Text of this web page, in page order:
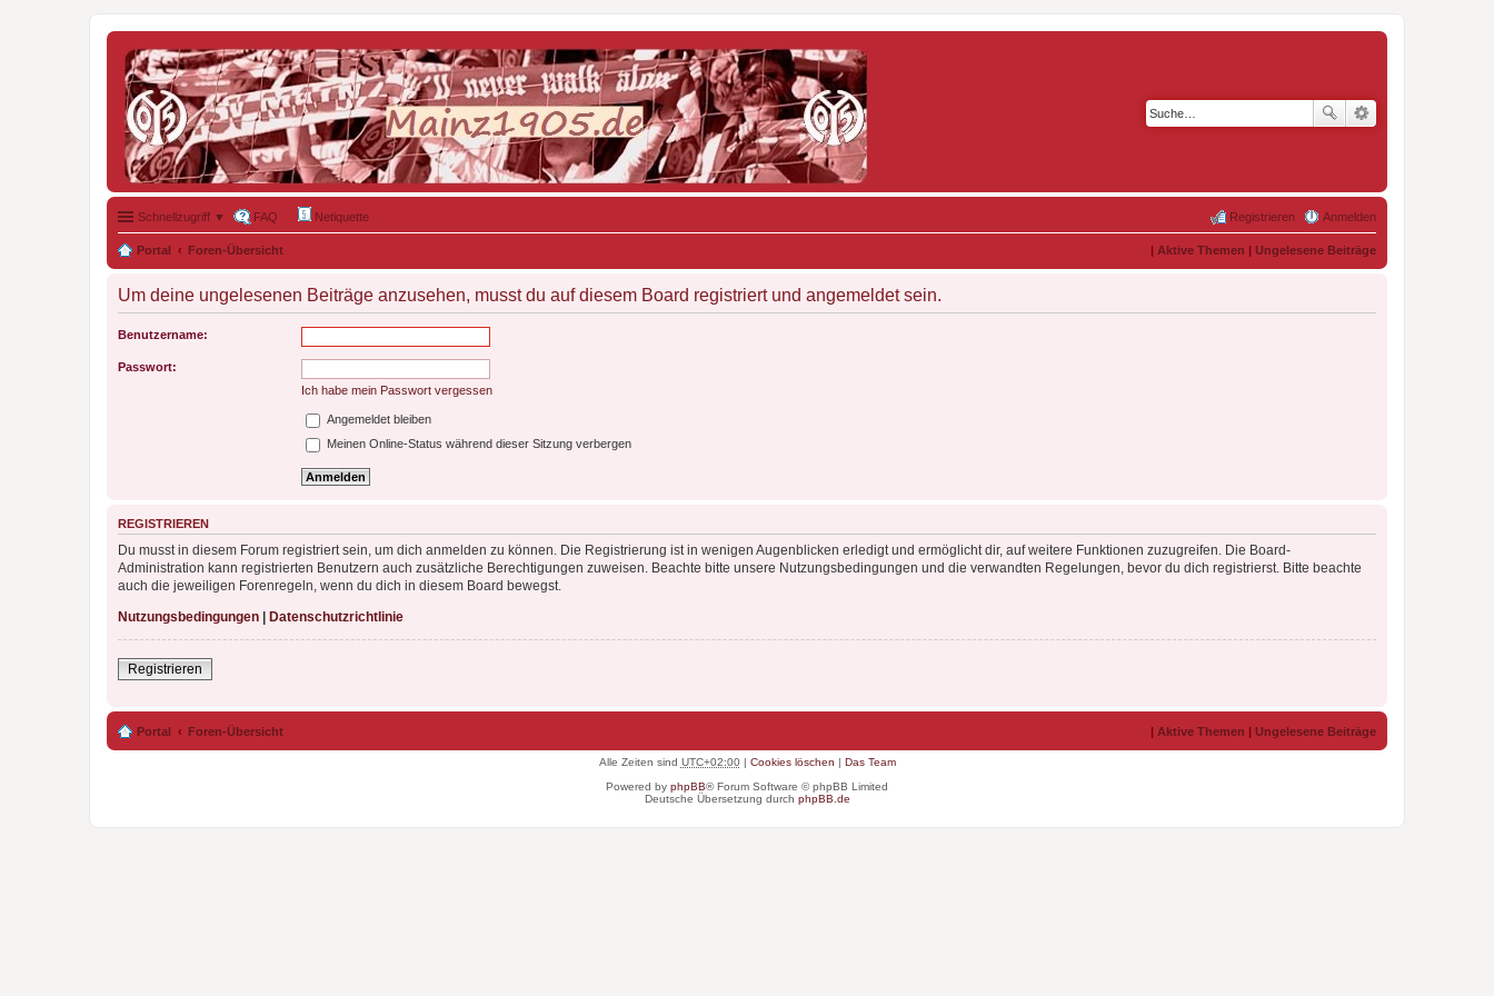
Schnellzugriff ▼ FAQ Netiquette Anmelden
Registrieren
Portal Foren-Übersicht | Aktive Themen | Ungelesene Beiträge
Um deine ungelesenen Beiträge anzusehen, musst du auf diesem Board registriert und angemeldet sein.
Benutzername:
Passwort:
Ich habe mein Passwort vergessen
Angemeldet bleiben
Meinen Online-Status während dieser Sitzung verbergen
REGISTRIEREN
Du musst in diesem Forum registriert sein, um dich anmelden zu können. Die Registrierung ist in wenigen Augenblicken erledigt und ermöglicht dir, auf weitere Funktionen zuzugreifen. Die Board-
Administration kann registrierten Benutzern auch zusätzliche Berechtigungen zuweisen. Beachte bitte unsere Nutzungsbedingungen und die verwandten Regelungen, bevor du dich registrierst. Bitte beachte
auch die jeweiligen Forenregeln, wenn du dich in diesem Board bewegst.
Nutzungsbedingungen | Datenschutzrichtlinie
Registrieren
Portal Foren-Übersicht | Aktive Themen | Ungelesene Beiträge
Alle Zeiten sind UTC+02:00| Cookies löschen | Das Team
Powered by phpBB® Forum Software © phpBB Limited
Deutsche Übersetzung durch phpBB.de